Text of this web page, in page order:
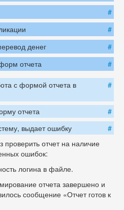
#
#
денег
#
отчета
#
с формой отчета в
#
отчета
#
выдает ошибку
#
отчет на наличие
ошибок:
логина в файле.
отчета завершено и
сообщение «Отчет готов к